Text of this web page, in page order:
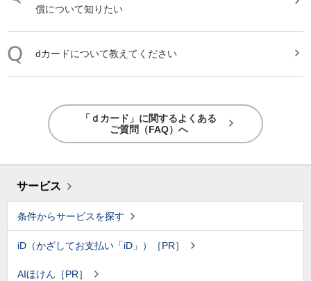
償について知りたい
dカードについて教えてください
「ｄカード」に関するよくある
ご質問（FAQ）へ
サービス
条件からサービスを探す
iD（かざしてお支払い「iD」）［PR］
AIほけん［PR］